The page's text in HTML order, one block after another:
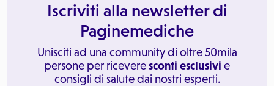
Iscriviti alla newsletter di
Paginemediche
Unisciti ad una community di oltre 50mila
persone per riceveresconti esclusivi e
consigli di salute dai nostri esperti.